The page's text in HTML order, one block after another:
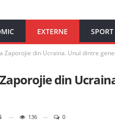
EXTERNE SPORT
Zaporojie din Ucraina. Unul dintre
din
136 0